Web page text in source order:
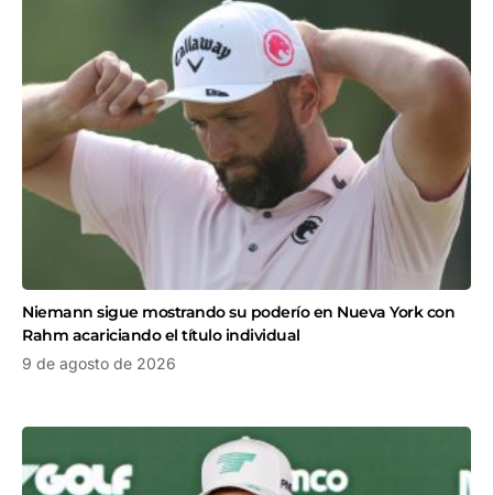
Niemann sigue mostrando su poderío en Nueva York con
Rahm acariciando el título individual
9 de agosto de 2026